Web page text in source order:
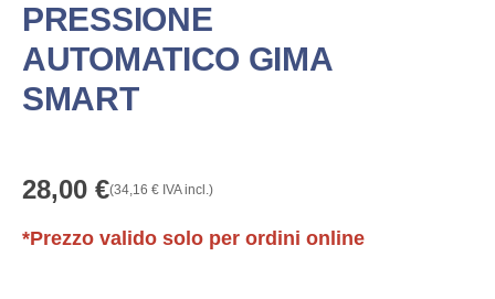
PRESSIONE
AUTOMATICO GIMA
SMART
28,00 €(34,16 € IVA incl.)
*Prezzo valido solo per ordini online